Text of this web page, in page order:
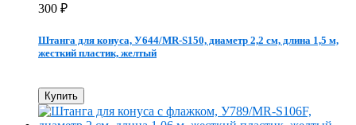
300 ₽
Штанга для конуса, У644/MR-S150, диаметр 2,2 см, длина 1,5 м,
жесткий пластик, желтый
Купить